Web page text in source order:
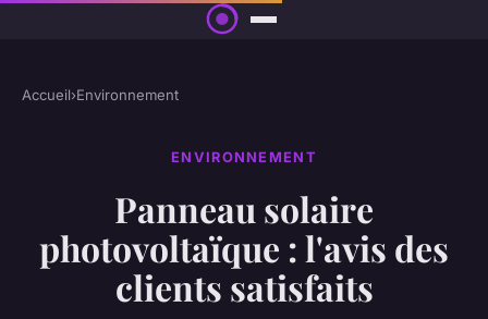
Accueil›Environnement
ENVIRONNEMENT
Panneau solaire
photovoltaïque : l'avis des
clients satisfaits